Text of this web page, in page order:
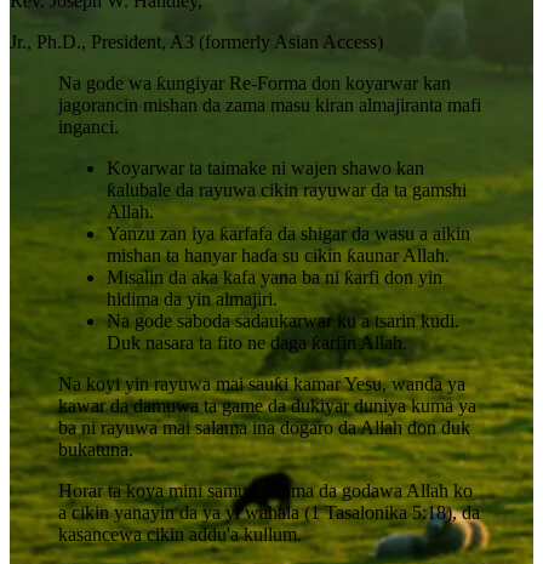
Jr., Ph.D., President, A3 (formerly Asian Access)
Na gode wa ƙungiyar Re-Forma don koyarwar kan
jagorancin mishan da zama masu kiran almajiranta mafi
inganci.
Koyarwar ta taimake ni wajen shawo kan
ƙalubale da rayuwa cikin rayuwar da ta gamshi
Allah.
Yanzu zan iya ƙarfafa da shigar da wasu a aikin
mishan ta hanyar haɗa su cikin ƙaunar Allah.
Misalin da aka kafa yana ba ni ƙarfi don yin
hidima da yin almajiri.
Na gode saboda sadaukarwar ku a tsarin kudi.
Duk nasara ta fito ne daga ƙarfin Allah.
Na koyi yin rayuwa mai sauƙi kamar Yesu, wanda ya
kawar da damuwa ta game da dukiyar duniya kuma ya
ba ni rayuwa mai salama ina dogaro da Allah don duk
bukatuna.
Horar ta koya mini samun salama da godawa Allah ko
a cikin yanayin da ya yi wahala (1 Tasalonika 5:18), da
kasancewa cikin addu'a kullum.